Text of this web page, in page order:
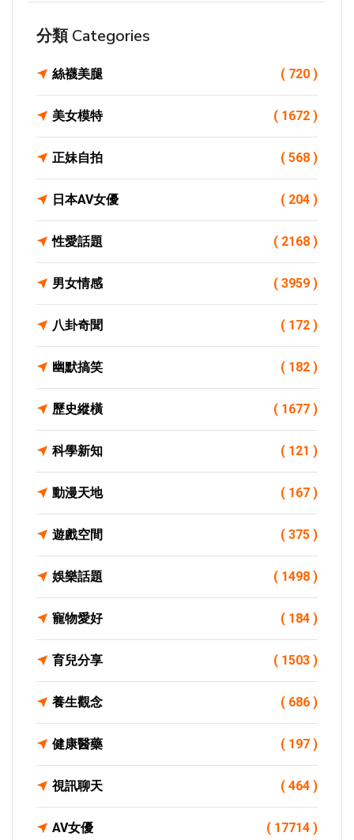
分類 Categories
絲襪美腿 ( 720 )
美女模特 ( 1672 )
正妹自拍 ( 568 )
日本AV女優 ( 204 )
性愛話題 ( 2168 )
男女情感 ( 3959 )
八卦奇聞 ( 172 )
幽默搞笑 ( 182 )
歷史縱橫 ( 1677 )
科學新知 ( 121 )
動漫天地 ( 167 )
遊戲空間 ( 375 )
娛樂話題 ( 1498 )
寵物愛好 ( 184 )
育兒分享 ( 1503 )
養生觀念 ( 686 )
健康醫藥 ( 197 )
視訊聊天 ( 464 )
AV女優 ( 17714 )